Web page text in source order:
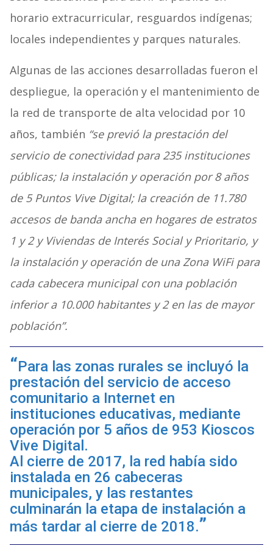
horario extracurricular, resguardos indígenas;
locales independientes y parques naturales.
Algunas de las acciones desarrolladas fueron el
despliegue, la operación y el mantenimiento de
la red de transporte de alta velocidad por 10
años, también “se previó la prestación del
servicio de conectividad para 235 instituciones
públicas; la instalación y operación por 8 años
de 5 Puntos Vive Digital; la creación de 11.780
accesos de banda ancha en hogares de estratos
1 y 2 y Viviendas de Interés Social y Prioritario, y
la instalación y operación de una Zona WiFi para
cada cabecera municipal con una población
inferior a 10.000 habitantes y 2 en las de mayor
población”.
Para las zonas rurales se incluyó la
prestación del servicio de acceso
comunitario a Internet en
instituciones educativas, mediante
operación por 5 años de 953 Kioscos
Vive Digital.
Al cierre de 2017, la red había sido
instalada en 26 cabeceras
municipales, y las restantes
culminarán la etapa de instalación a
más tardar al cierre de 2018.